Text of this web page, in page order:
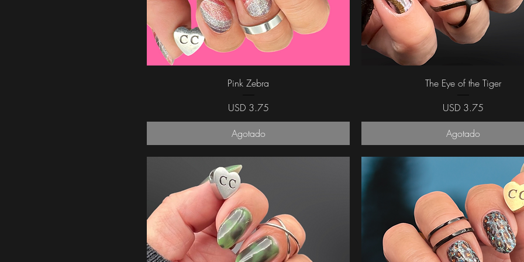
Vista rápida
Pink Zebra
Precio
USD 3.75
Agotado
Vista rápida
The Eye of the Tiger
Precio
USD 3.75
Agotado